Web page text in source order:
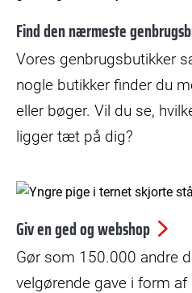
Find den nærmeste
Vores genbrugsbutikker
nogle butikker finder du
eller bøger. Vil du se,
ligger tæt på dig?
Giv en ged og webshop
Gør som 150.000 andre
velgørende gave i form